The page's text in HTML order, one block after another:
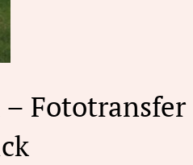
– Fototransfer